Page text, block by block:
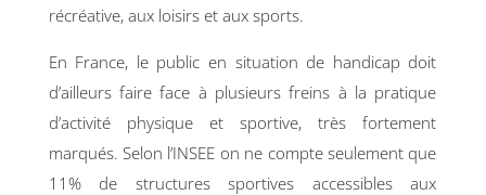
récréative, aux loisirs et aux sports.
En France, le public en situation de handicap doit
d’ailleurs faire face à plusieurs freins à la pratique
d’activité physique et sportive, très fortement
marqués. Selon l’INSEE on ne compte seulement que
11% de structures sportives accessibles aux